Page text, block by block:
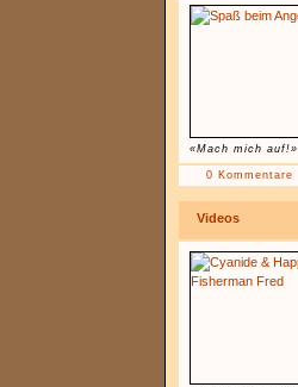
«Mach mich auf!»
0 Kommentare
Videos